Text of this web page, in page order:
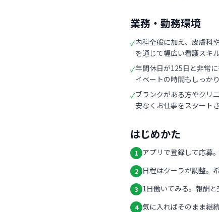
業務・勤務環境
✓内科全般に加え、皮膚科
を通じて幅広い看護スキ
✓年間休日が125日と非常
イベートの時間もしっか
✓ブランクがある方やクリ
安なくお仕事をスタート
はじめかた
1 アプリで登録して応募
2 日程はクーラが調整。
3 1日働いてみる。報酬
4 気に入ればそのまま継